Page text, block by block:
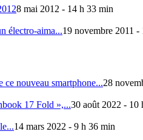
8 mai 2012 - 14 h 33 min
électro-aima...19 novembre 2011 -
nouveau smartphone...28
17 Fold »,...30 août 2022 - 10
14 mars 2022 - 9 h 36 min